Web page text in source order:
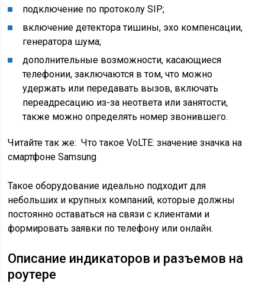
подключение по протоколу SIP;
включение детектора тишины, эхо компенсации,
генератора шума;
дополнительные возможности, касающиеся
телефонии, заключаются в том, что можно
удержать или передавать вызов, включать
переадресацию из-за неответа или занятости,
также можно определять номер звонившего.
Читайте так же: Что такое VoLTE: значение значка на
смартфоне Samsung
Такое оборудование идеально подходит для
небольших и крупных компаний, которые должны
постоянно оставаться на связи с клиентами и
формировать заявки по телефону или онлайн.
Описание индикаторов и разъемов на
роутере